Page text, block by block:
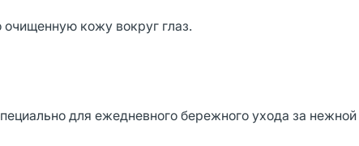
кожу вокруг глаз.
для ежедневного бережного ухода за